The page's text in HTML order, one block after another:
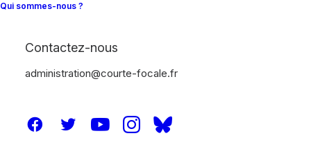
Qui sommes-nous ?
Contactez-nous
administration@courte-focale.fr